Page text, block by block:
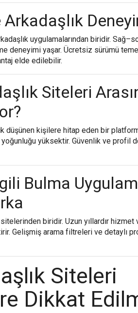
uygulamalarından biridir.
deneyimi yaşar. Ücretsiz sürümü
elde edilebilir.
Siteleri
kişilere hitap eden bir
yüksektir. Güvenlik ve profil
Bulma
sitelerinden biridir. Uzun yıllardır
Gelişmiş arama filtreleri ve detaylı
Siteleri
Dikkat